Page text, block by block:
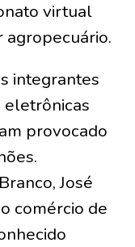
virtual
agropecuário.
integrantes
provocado
José
comércio de